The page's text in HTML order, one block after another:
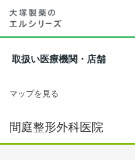
取扱い医療機関・店舗
マップを見る
間庭整形外科医院